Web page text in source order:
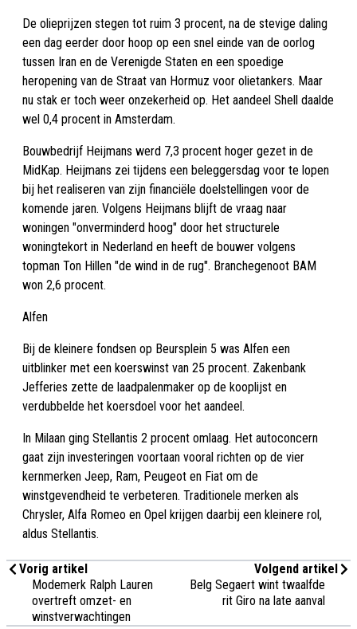
De olieprijzen stegen tot ruim 3 procent, na de stevige daling
een dag eerder door hoop op een snel einde van de oorlog
tussen Iran en de Verenigde Staten en een spoedige
heropening van de Straat van Hormuz voor olietankers. Maar
nu stak er toch weer onzekerheid op. Het aandeel Shell daalde
wel 0,4 procent in Amsterdam.
Bouwbedrijf Heijmans werd 7,3 procent hoger gezet in de
MidKap. Heijmans zei tijdens een beleggersdag voor te lopen
bij het realiseren van zijn financiële doelstellingen voor de
komende jaren. Volgens Heijmans blijft de vraag naar
woningen "onverminderd hoog" door het structurele
woningtekort in Nederland en heeft de bouwer volgens
topman Ton Hillen "de wind in de rug". Branchegenoot BAM
won 2,6 procent.
Alfen
Bij de kleinere fondsen op Beursplein 5 was Alfen een
uitblinker met een koerswinst van 25 procent. Zakenbank
Jefferies zette de laadpalenmaker op de kooplijst en
verdubbelde het koersdoel voor het aandeel.
In Milaan ging Stellantis 2 procent omlaag. Het autoconcern
gaat zijn investeringen voortaan vooral richten op de vier
kernmerken Jeep, Ram, Peugeot en Fiat om de
winstgevendheid te verbeteren. Traditionele merken als
Chrysler, Alfa Romeo en Opel krijgen daarbij een kleinere rol,
aldus Stellantis.
Vorig artikel
Modemerk Ralph Lauren
overtreft omzet- en
winstverwachtingen
Volgend artikel
Belg Segaert wint twaalfde
rit Giro na late aanval